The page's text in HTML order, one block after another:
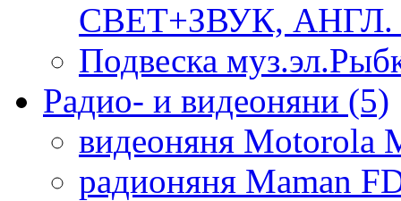
СВЕТ+ЗВУК, АНГЛ.
Подвеска
Радио- и видеоняни (5)
видеоняня Motorola
радионяня Maman